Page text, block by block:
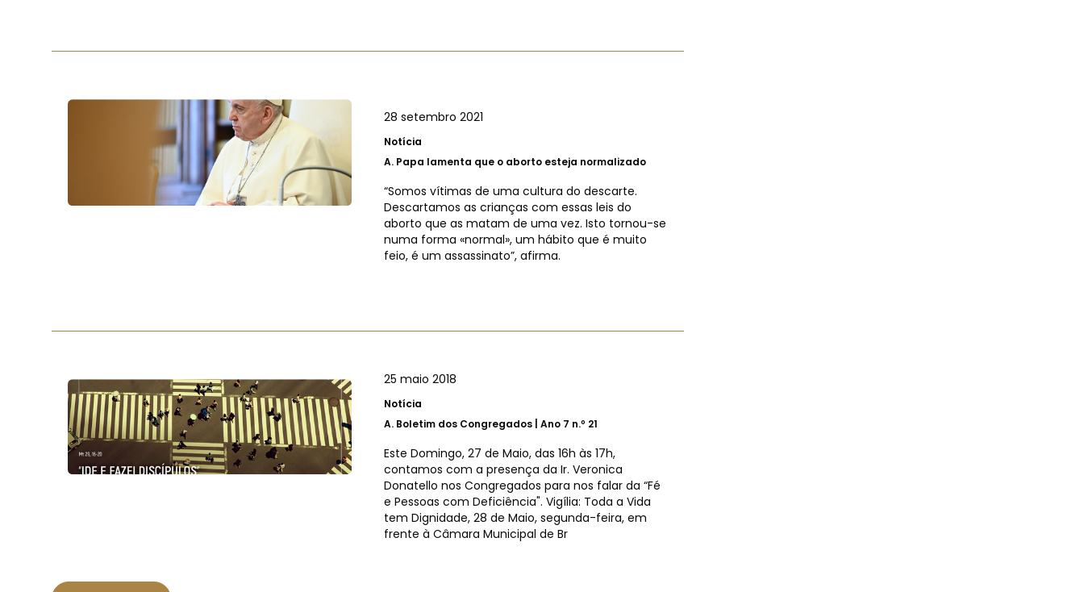
28 setembro 2021
Notícia
A. Papa lamenta que o aborto esteja normalizado
“Somos vítimas de uma cultura do descarte.
Descartamos as crianças com essas leis do
aborto que as matam de uma vez. Isto tornou-se
numa forma «normal», um hábito que é muito
feio, é um assassinato”, afirma.
25 maio 2018
Notícia
A. Boletim dos Congregados | Ano 7 n.º 21
Este Domingo, 27 de Maio, das 16h às 17h,
contamos com a presença da Ir. Veronica
Donatello nos Congregados para nos falar da “Fé
e Pessoas com Deficiência". Vigília: Toda a Vida
tem Dignidade, 28 de Maio, segunda-feira, em
frente à Câmara Municipal de Br